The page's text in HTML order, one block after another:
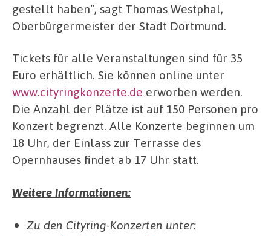
gestellt haben“, sagt Thomas Westphal,
Oberbürgermeister der Stadt Dortmund.
Tickets für alle Veranstaltungen sind für 35
Euro erhältlich. Sie können online unter
www.cityringkonzerte.de erworben werden.
Die Anzahl der Plätze ist auf 150 Personen pro
Konzert begrenzt. Alle Konzerte beginnen um
18 Uhr, der Einlass zur Terrasse des
Opernhauses findet ab 17 Uhr statt.
Weitere Informationen:
Zu den Cityring-Konzerten unter: